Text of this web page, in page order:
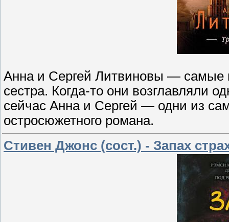
Анна и Сергей Литвиновы — самые
сестра. Когда-то они возглавляли
сейчас Анна и Сергей — одни из
остросюжетного романа.
Стивен Джонс (сост.) - Запах